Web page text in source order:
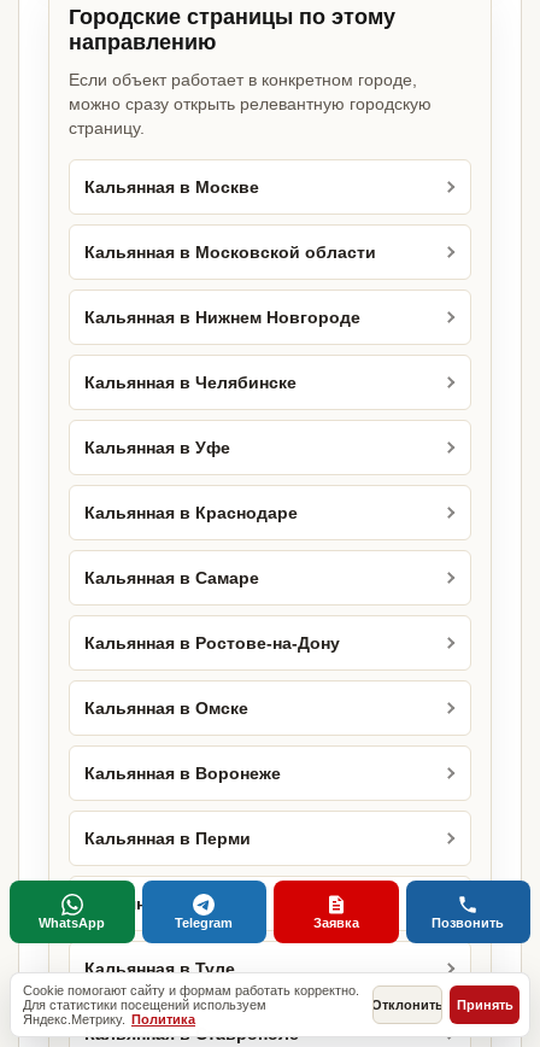
Городские страницы по этому
направлению
Если объект работает в конкретном городе,
можно сразу открыть релевантную городскую
страницу.
Кальянная в Москве
Кальянная в Московской области
Кальянная в Нижнем Новгороде
Кальянная в Челябинске
Кальянная в Уфе
Кальянная в Краснодаре
Кальянная в Самаре
Кальянная в Ростове-на-Дону
Кальянная в Омске
Кальянная в Воронеже
Кальянная в Перми
Кальянная в Тюмени
Кальянная в Туле
Кальянная в Ставрополе
Cookie помогают сайту и формам работать корректно.
Для статистики посещений используем
Яндекс.Метрику. Политика
Отклонить Принять
WhatsApp Telegram Заявка Позвонить